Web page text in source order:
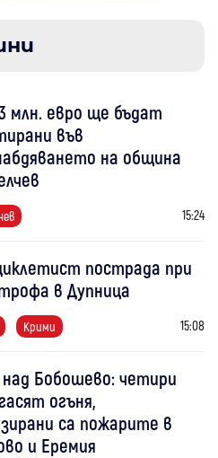
млн. евро ще бъдат
във
на община
15:24
пострада при
в Дупница
Крими 15:08
Бобошево: четири
огъня,
са пожарите в
и Еремия